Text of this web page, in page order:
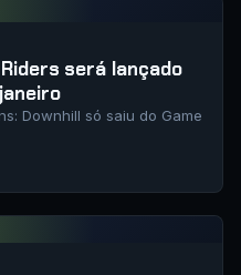
será lançado
Downhill só saiu do Game